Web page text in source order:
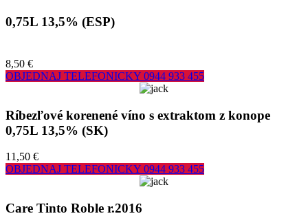
0,75L 13,5% (ESP)
8,50 €
OBJEDNAJ TELEFONICKY 0944 933 455
Ríbezľové korenené víno s extraktom z konope
0,75L 13,5% (SK)
11,50 €
OBJEDNAJ TELEFONICKY 0944 933 455
Care Tinto Roble r.2016